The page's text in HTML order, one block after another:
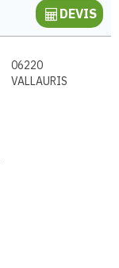
DEVIS
06220
VALLAURIS